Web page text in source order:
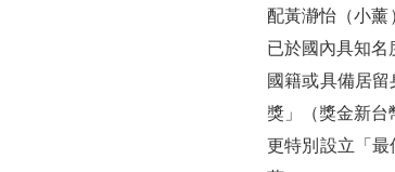
配黃瀞怡（小
已於國內具知
國籍或具備居
獎」（獎金新台
更特別設立「